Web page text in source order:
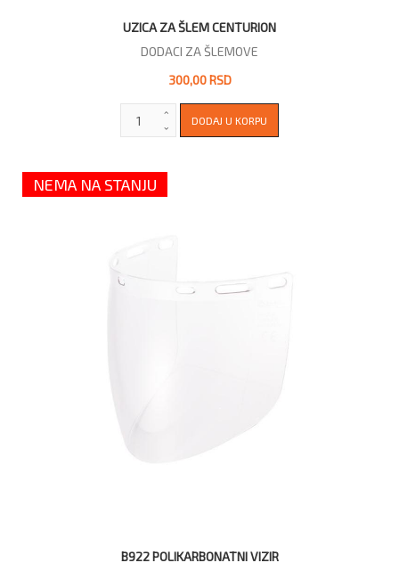
UZICA ZA ŠLEM CENTURION
DODACI ZA ŠLEMOVE
300,00 RSD
NEMA NA STANJU
B922 POLIKARBONATNI VIZIR